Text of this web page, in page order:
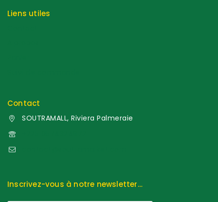
Liens utiles
Contact
SOUTRAMALL, Riviera Palmeraie
Inscrivez-vous à notre newsletter…